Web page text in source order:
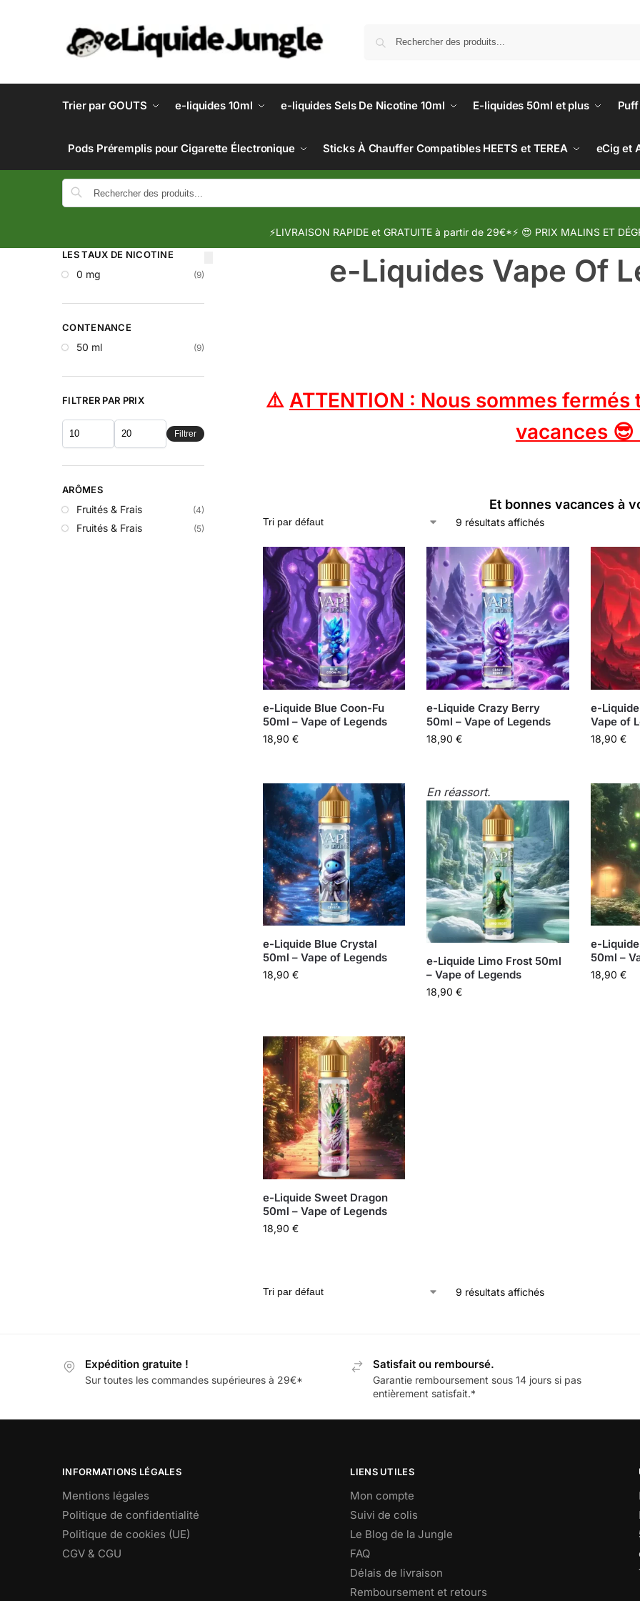
Trier par GOUTS e-liquides 10ml e-liquides Sels De Nicotine 10ml E-liquides 50ml et plus
Pods Préremplis pour Cigarette Électronique Sticks À Chauffer Compatibles HEETS et TEREA eCig et
⚡LIVRAISON RAPIDE et GRATUITE à partir de 29€*⚡ 😍 PRIX MALINS ET
e-Liquides Vape Of
⚠️ ATTENTION : Nous sommes
vacances 😎
Et bonnes vacances à
9 résultats affichés
e-Liquide Blue Coon-Fu
50ml – Vape of Legends
18,90 €
e-Liquide Crazy Berry
50ml – Vape of Legends
18,90€
e-
Vape of
18,90 €
e-Liquide Blue Crystal
50ml – Vape of Legends
18,90 €
En réassort.
e-Liquide Limo Frost 50ml
– Vape of Legends
18,90€
e-
50ml –
18,90 €
e-Liquide Sweet Dragon
50ml – Vape of Legends
18,90 €
9 résultats affichés
LES TAUX DE NICOTINE
0 mg (9)
CONTENANCE
50 ml (9)
FILTRER PAR PRIX
Filtrer
ARÔMES
Fruités & Frais (4)
Fruités & Frais (5)
Expédition gratuite !
Sur toutes les commandes supérieures à 29€*
Satisfait ou remboursé.
Garantie remboursement sous 14 jours si pas
entièrement satisfait.*
INFORMATIONS LÉGALES
Mentions légales
Politique de confidentialité
Politique de cookies (UE)
CGV & CGU
LIENS UTILES
Mon compte
Suivi de colis
Le Blog de la Jungle
FAQ
Délais de livraison
Remboursement et retours